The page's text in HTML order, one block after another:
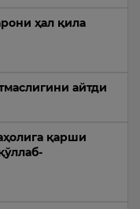
ҳал қила
айтди
қарши